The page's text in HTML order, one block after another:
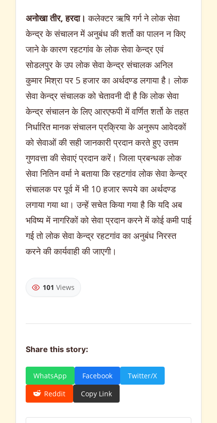
अनोखा तीर, हरदा। कलेक्टर ऋषि गर्ग ने लोक सेवा
केन्द्र के संचालन में अनुबंध की शर्तो का पालन न किए
जाने के कारण रहटगांव के लोक सेवा केन्द्र एवं
सोडलपुर के उप लोक सेवा केन्द्र संचालक अनिल
कुमार मिश्रा पर 5 हजार का अर्थदण्ड लगाया है। लोक
सेवा केन्द्र संचालक को चेतावनी दी है कि लोक सेवा
केन्द्र संचालन के लिए आरएफपी में वर्णित शर्तो के तहत
निर्धारित मानक संचालन प्रक्रिया के अनुरूप आवेदकों
को सेवाओं की सही जानकारी प्रदान करते हुए उत्तम
गुणवत्ता की सेवाएं प्रदान करें। जिला प्रबन्धक लोक
सेवा नितिन वर्मा ने बताया कि रहटगांव लोक सेवा केन्द्र
संचालक पर पूर्व में भी 10 हजार रूपये का अर्थदण्ड
लगाया गया था। उन्हें सचेत किया गया है कि यदि अब
भविष्य में नागरिकों को सेवा प्रदान करने में कोई कमी पाई
गई तो लोक सेवा केन्द्र रहटगांव का अनुबंध निरस्त
करने की कार्यवाही की जाएगी।
101 Views
Share this story:
WhatsApp Facebook
Twitter/X
Reddit
Copy Link